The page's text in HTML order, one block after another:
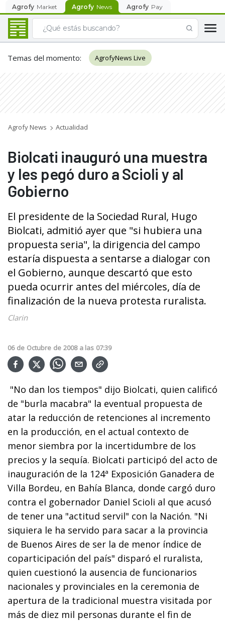
Agrofy Market Agrofy News Agrofy Pay
Temas del momento: AgrofyNews Live
Agrofy News Actualidad
Biolcati inauguró una muestra
y les pegó duro a Scioli y al
Gobierno
El presidente de la Sociedad Rural, Hugo
Biolcati, admitió ayer que "si hubiera una
propuesta seria", la dirigencia del campo
estaría dispuesta a sentarse a dialogar con
el Gobierno, aunque descartó que esto
pueda ocurrir antes del miércoles, día de
finalización de la nueva protesta ruralista.
Clarin
06 de Octubre de 2008 a las 07:39
"No dan los tiempos" dijo Biolcati, quien calificó
de "burla macabra" la eventual propuesta de
atar la reducción de retenciones al incremento
en la producción, en el actual contexto de
menor siembra por la incertidumbre de los
precios y la sequía. Biolcati participó del acto de
inauguración de la 124ª Exposición Ganadera de
Villa Bordeu, en Bahía Blanca, donde cargó duro
contra el gobernador Daniel Scioli al que acusó
de tener una "actitud servil" con la Nación. "Ni
siquiera le ha servido para sacar a la provincia
de Buenos Aires de ser la de menor índice de
coparticipación del país" disparó el ruralista,
quien cuestionó la ausencia de funcionarios
nacionales y provinciales en la ceremonia de
apertura de la tradicional muestra visitada por
más de diez mil personas durante el fin de